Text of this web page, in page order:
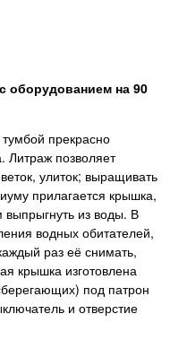
оборудованием на 90
прекрасно
Литраж позволяет
улиток; выращивать
прилагается крышка,
выпрыгнуть из воды. В
водных обитателей,
раз её снимать,
крышка изготовлена
под патрон
и отверстие